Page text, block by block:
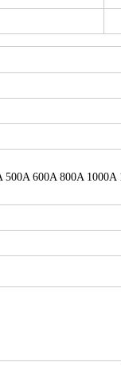
600A 800A 1000A